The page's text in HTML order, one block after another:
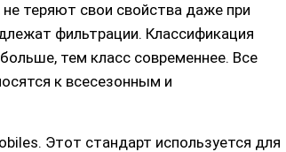
теряют свои свойства даже при
фильтрации. Классификация
тем класс современнее. Все
к всесезонным и
Этот стандарт используется для